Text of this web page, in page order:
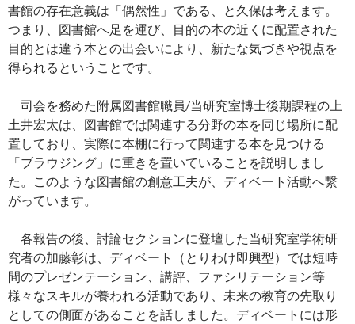
書館の存在意義は「偶然性」である、と久保は考えます。
つまり、図書館へ足を運び、目的の本の近くに配置された
目的とは違う本との出会いにより、新たな気づきや視点を
得られるということです。
司会を務めた附属図書館職員/当研究室博士後期課程の上
土井宏太は、図書館では関連する分野の本を同じ場所に配
置しており、実際に本棚に行って関連する本を見つける
「ブラウジング」に重きを置いていることを説明しまし
た。このような図書館の創意工夫が、ディベート活動へ繋
がっています。
各報告の後、討論セクションに登壇した当研究室学術研
究者の加藤彰は、ディベート（とりわけ即興型）では短時
間のプレゼンテーション、講評、ファシリテーション等
様々なスキルが養われる活動であり、未来の教育の先取り
としての側面があることを話しました。ディベートには形